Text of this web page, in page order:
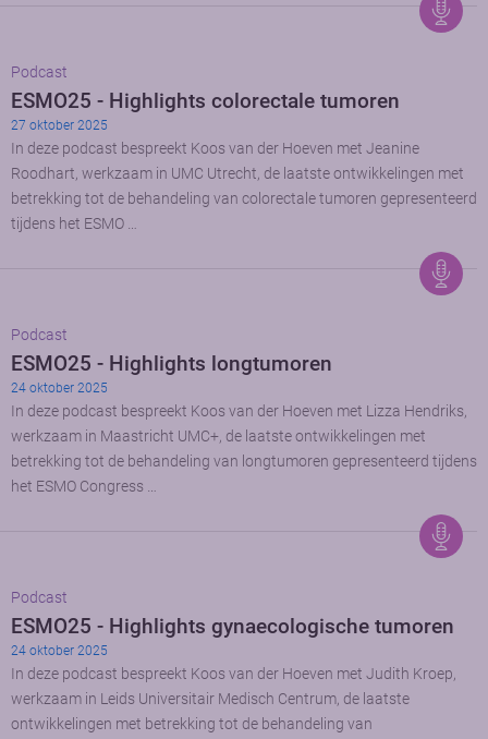
Podcast
ESMO25 - Highlights colorectale tumoren
27 oktober 2025
In deze podcast bespreekt Koos van der Hoeven met Jeanine
Roodhart, werkzaam in UMC Utrecht, de laatste ontwikkelingen met
betrekking tot de behandeling van colorectale tumoren gepresenteerd
tijdens het ESMO …
Podcast
ESMO25 - Highlights longtumoren
24 oktober 2025
In deze podcast bespreekt Koos van der Hoeven met Lizza Hendriks,
werkzaam in Maastricht UMC+, de laatste ontwikkelingen met
betrekking tot de behandeling van longtumoren gepresenteerd tijdens
het ESMO Congress …
Podcast
ESMO25 - Highlights gynaecologische tumoren
24 oktober 2025
In deze podcast bespreekt Koos van der Hoeven met Judith Kroep,
werkzaam in Leids Universitair Medisch Centrum, de laatste
ontwikkelingen met betrekking tot de behandeling van